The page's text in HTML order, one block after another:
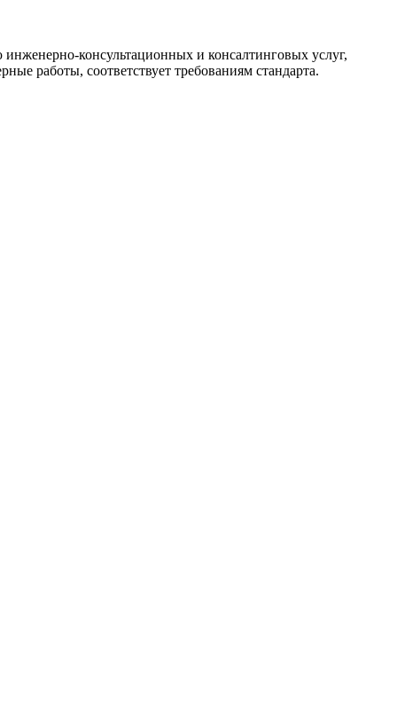
консультационных и консалтинговых услуг,
работы, соответствует требованиям стандарта.